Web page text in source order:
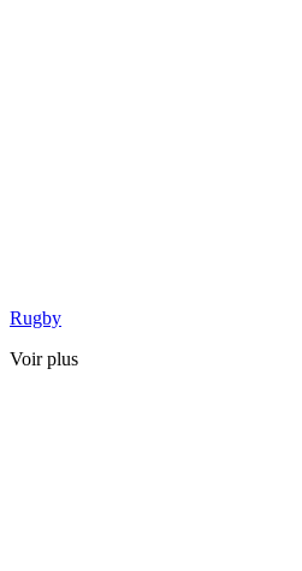
Rugby
Voir plus